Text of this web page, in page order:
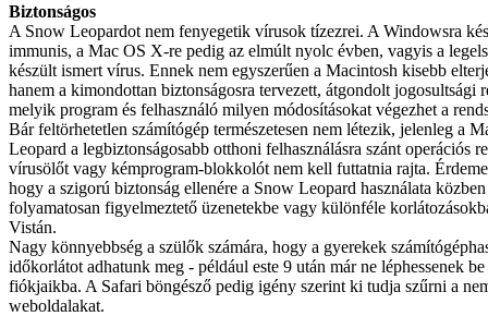
Biztonságos
A Snow Leopardot nem fenyegetik vírusok tízezrei. A Windowsra
immunis, a Mac OS X-re pedig az elmúlt nyolc évben, vagyis a
készült ismert vírus. Ennek nem egyszerűen a Macintosh kisebb
hanem a kimondottan biztonságosra tervezett, átgondolt jogosultsági
melyik program és felhasználó milyen módosításokat végezhet a
Bár feltörhetetlen számítógép természetesen nem létezik, jelenleg a
Leopard a legbiztonságosabb otthoni felhasználásra szánt operációs
vírusölőt vagy kémprogram-blokkolót nem kell futtatnia rajta.
hogy a szigorú biztonság ellenére a Snow Leopard használata
folyamatosan figyelmeztető üzenetekbe vagy különféle
Vistán.
Nagy könnyebbség a szülők számára, hogy a gyerekek
időkorlátot adhatunk meg - például este 9 után már ne léphessenek
fiókjaikba. A Safari böngésző pedig igény szerint ki tudja szűrni a
weboldalakat.